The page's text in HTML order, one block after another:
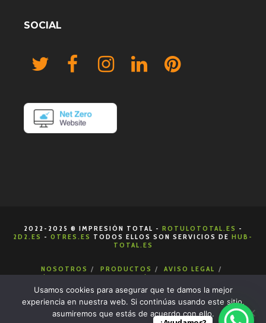
SOCIAL
2022-2025 ® IMPRESIÓN TOTAL - ROTULOTOTAL.ES -
2D2.ES - 0TRES.ES TODOS ELLOS SON SERVICIOS DE HUB-
TOTAL.ES
NOSOTROS PRODUCTOS
AVISO LEGAL
POLÍTICA DE COOKIES
POLÍTICA DE PRIVACIDAD
CONDICIONES DE VENTA
CONTACTA
Usamos cookies para asegurar que te damos la mejor
experiencia en nuestra web. Si continúas usando este sitio,
asumiremos que estás de acuerdo con ello.